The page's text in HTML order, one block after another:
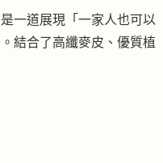
一道展現「一家人也可以
結合了高纖麥皮、優質植